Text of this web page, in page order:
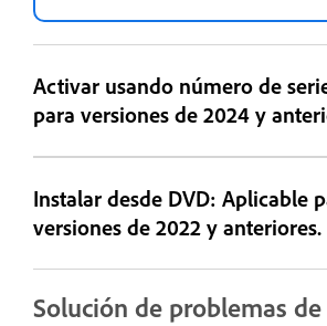
Activar usando número de
para versiones de 2024 y
Instalar desde DVD: Aplicable
versiones de 2022 y anteriores.
Solución de problemas